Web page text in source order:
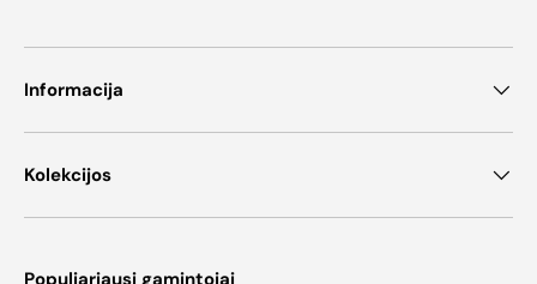
Informacija
Kolekcijos
Populiariausi gamintojai